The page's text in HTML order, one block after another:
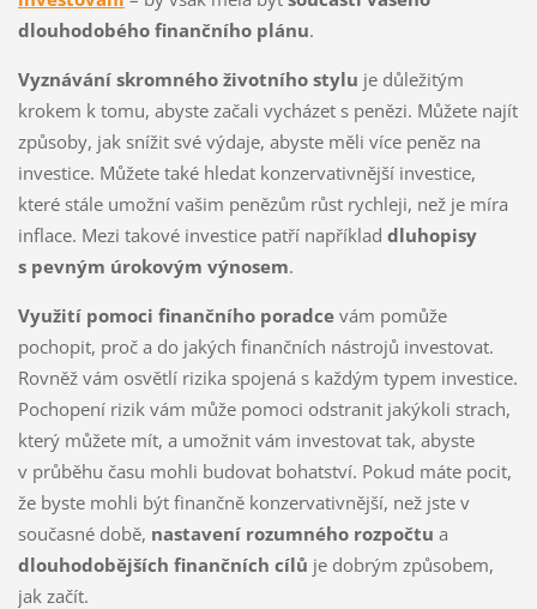
dlouhodobého finančního plánu.
Vyznávání skromného životního stylu je důležitým
krokem k tomu, abyste začali vycházet s penězi. Můžete najít
způsoby, jak snížit své výdaje, abyste měli více peněz na
investice. Můžete také hledat konzervativnější investice,
které stále umožní vašim penězům růst rychleji, než je míra
inflace. Mezi takové investice patří například dluhopisy
s pevným úrokovým výnosem.
Využití pomoci finančního poradce vám pomůže
pochopit, proč a do jakých finančních nástrojů investovat.
Rovněž vám osvětlí rizika spojená s každým typem investice.
Pochopení rizik vám může pomoci odstranit jakýkoli strach,
který můžete mít, a umožnit vám investovat tak, abyste
v průběhu času mohli budovat bohatství. Pokud máte pocit,
že byste mohli být finančně konzervativnější, než jste v
současné době, nastavení rozumného rozpočtu a
dlouhodobějších finančních cílů je dobrým způsobem,
jak začít.